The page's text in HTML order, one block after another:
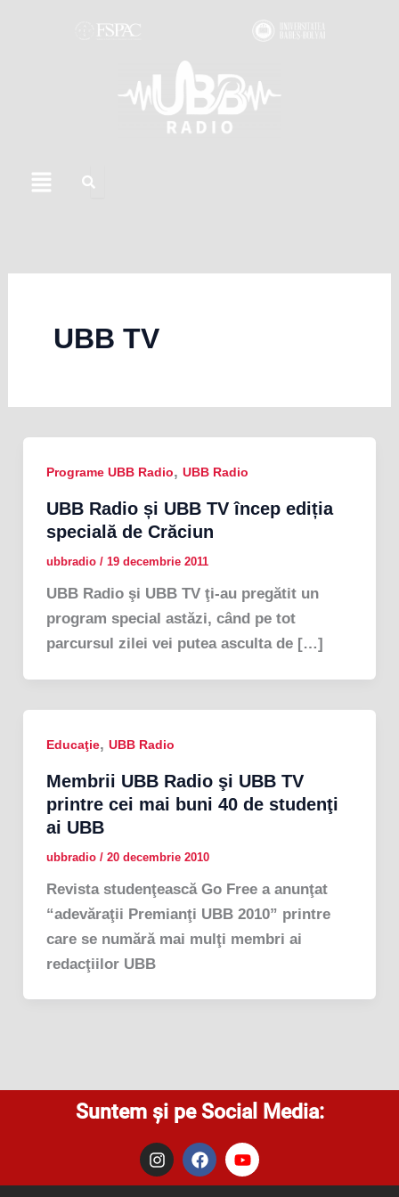
Menu
UBB TV
Programe UBB Radio, UBB Radio
UBB Radio și UBB TV încep ediția
specială de Crăciun
ubbradio / 19 decembrie 2011
UBB Radio şi UBB TV ţi-au pregătit un
program special astăzi, când pe tot
parcursul zilei vei putea asculta de […]
Educaţie, UBB Radio
Membrii UBB Radio şi UBB TV
printre cei mai buni 40 de studenţi
ai UBB
ubbradio / 20 decembrie 2010
Revista studenţească Go Free a anunţat
“adevăraţii Premianţi UBB 2010” printre
care se numără mai mulţi membri ai
redacţiilor UBB
Suntem și pe Social Media:
I
n
s
F
a
c
Y
o
u